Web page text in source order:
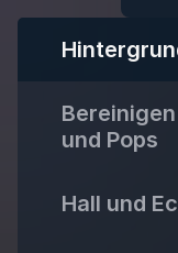
und Pops
Hall und